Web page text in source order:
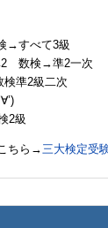
→すべて3級
2 数検→準2一次
準2級二次
2級
ちら→三大検定受